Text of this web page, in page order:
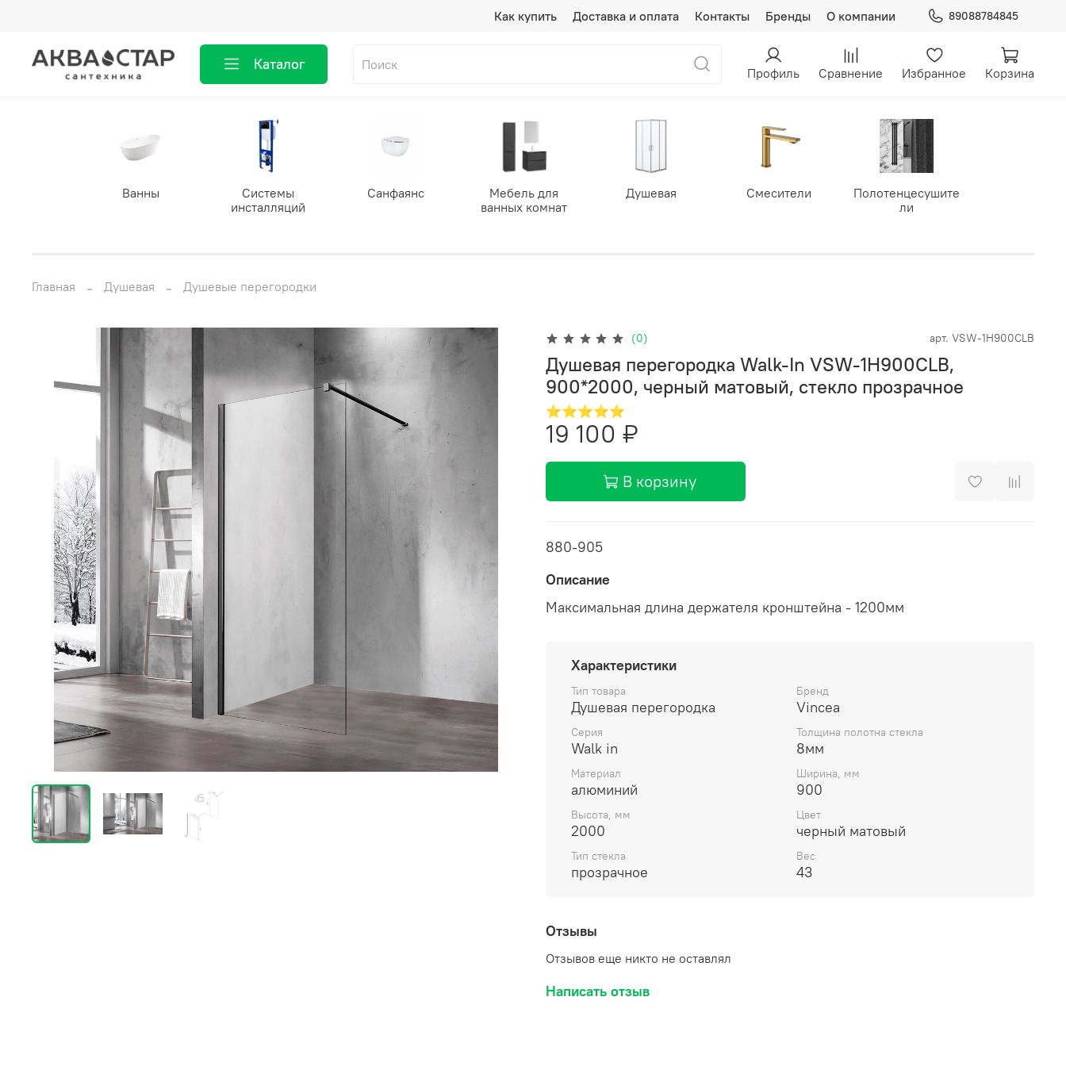
Как купить Доставка и оплата Контакты Бренды О компании 89088784845
Каталог Профиль Сравнение Избранное Корзина
Ванны
Системы
инсталляций
Санфаянс
Мебель для
ванных комнат
Душевая Смесители
Полотенцесушите
ли
Главная Душевая Душевые перегородки
(0) арт. VSW-1H900CLB
Душевая перегородка Walk-In VSW-1H900CLB,
900*2000, черный матовый, стекло прозрачное
⭐⭐⭐⭐⭐
19 100 ₽
В корзину
880-905
Описание
Максимальная длина держателя кронштейна - 1200мм
Характеристики
Тип товара
Душевая перегородка
Бренд
Vincea
Серия
Walk in
Толщина полотна стекла
8мм
Материал
алюминий
Ширина, мм
900
Высота, мм
2000
Цвет
черный матовый
Тип стекла
прозрачное
Вес
43
Отзывы
Отзывов еще никто не оставлял
Написать отзыв